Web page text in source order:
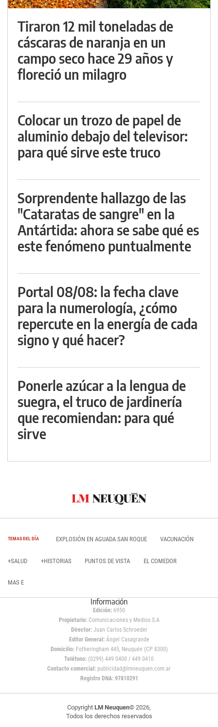
Tiraron 12 mil toneladas de
cáscaras de naranja en un
campo seco hace 29 años y
floreció un milagro
Colocar un trozo de papel de
aluminio debajo del televisor:
para qué sirve este truco
Sorprendente hallazgo de las
"Cataratas de sangre" en la
Antártida: ahora se sabe qué es
este fenómeno puntualmente
Portal 08/08: la fecha clave
para la numerología, ¿cómo
repercute en la energía de cada
signo y qué hacer?
Ponerle azúcar a la lengua de
suegra, el truco de jardinería
que recomiendan: para qué
sirve
TEMAS DEL DÍA EXPLOSIÓN EN AGUADA SAN ROQUE VACUNACIÓN
+SALUD +HISTORIAS PUNTOS DE VISTA EL COMEDOR
MAS E
Información
Edición: 6950
Propietario:Comunicaciones y Medios S.A
Director: Juan Carlos Schroeder
Editor General:Ángel Casagrande
Domicilio:Fotheringham 445, Neuquén (CP 8300)
Teléfono: (0299) 449 0400 / 449 0410
Contacto comercial: publicidad@lmneuquen.com.ar
Registro DNA: 97810291
Copyright LM Neuquen© 2026,
Todos los derechos reservados